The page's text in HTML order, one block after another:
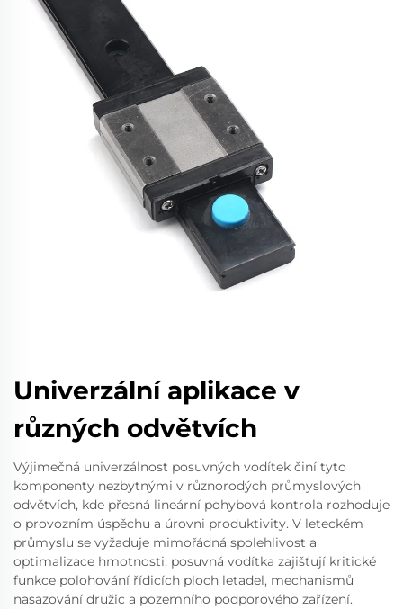
Univerzální aplikace v
různých odvětvích
Výjimečná univerzálnost posuvných vodítek činí tyto
komponenty nezbytnými v různorodých průmyslových
odvětvích, kde přesná lineární pohybová kontrola rozhoduje
o provozním úspěchu a úrovni produktivity. V leteckém
průmyslu se vyžaduje mimořádná spolehlivost a
optimalizace hmotnosti; posuvná vodítka zajišťují kritické
funkce polohování řídicích ploch letadel, mechanismů
nasazování družic a pozemního podporového zařízení.